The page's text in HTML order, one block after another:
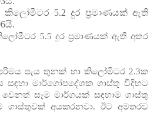
කිලෝමීටර 5.2 දුර ප්‍රමාණයක් ඇති
5.5 දුර ප්‍රමාණයක් ඇති අතර
පැය තුනක් හා කිලෝමීටර 2.3ක
මාර්ගෝපදේශක ගාස්තු විදිහට
සෑම මාර්ගයක් සඳහාම ගාස්තු
ගාස්තුවක් අයකරනවා. ඊට අමතරව